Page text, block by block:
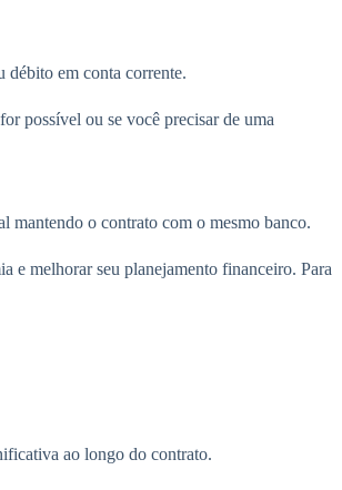
débito em conta corrente.
possível ou se você precisar de uma
mantendo o contrato com o mesmo banco.
e melhorar seu planejamento financeiro. Para
ao longo do contrato.